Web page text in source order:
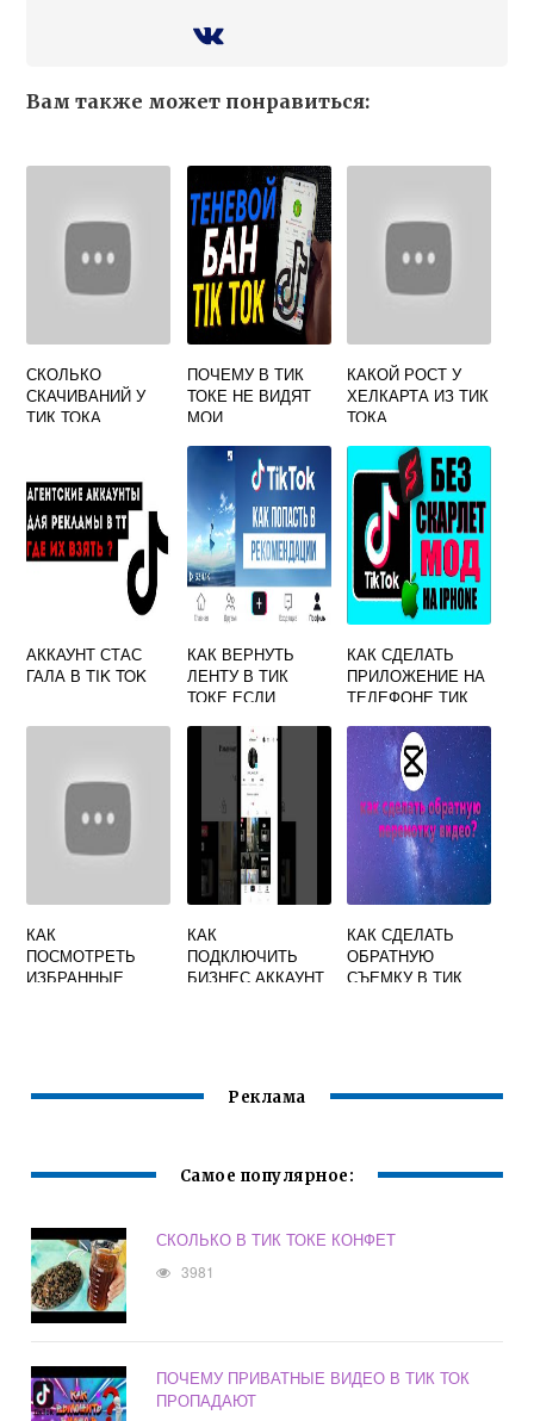
Вам также может понравиться:
СКОЛЬКО
СКАЧИВАНИЙ У
ТИК ТОКА
ПОЧЕМУ В ТИК
ТОКЕ НЕ ВИДЯТ
МОИ
КАКОЙ РОСТ У
ХЕЛКАРТА ИЗ ТИК
ТОКА
АККАУНТ СТАС
ГАЛА В TIK TOK
КАК ВЕРНУТЬ
ЛЕНТУ В ТИК
ТОКЕ ЕСЛИ
ОБНОВИЛ
КАК СДЕЛАТЬ
ПРИЛОЖЕНИЕ НА
ТЕЛЕФОНЕ ТИК
КАК
ПОСМОТРЕТЬ
ИЗБРАННЫЕ
КАК
ПОДКЛЮЧИТЬ
БИЗНЕС АККАУНТ
КАК СДЕЛАТЬ
ОБРАТНУЮ
СЪЕМКУ В ТИК
Реклама
Самое популярное:
СКОЛЬКО В ТИК ТОКЕ КОНФЕТ
3981
ПОЧЕМУ ПРИВАТНЫЕ ВИДЕО В ТИК ТОК
ПРОПАДАЮТ